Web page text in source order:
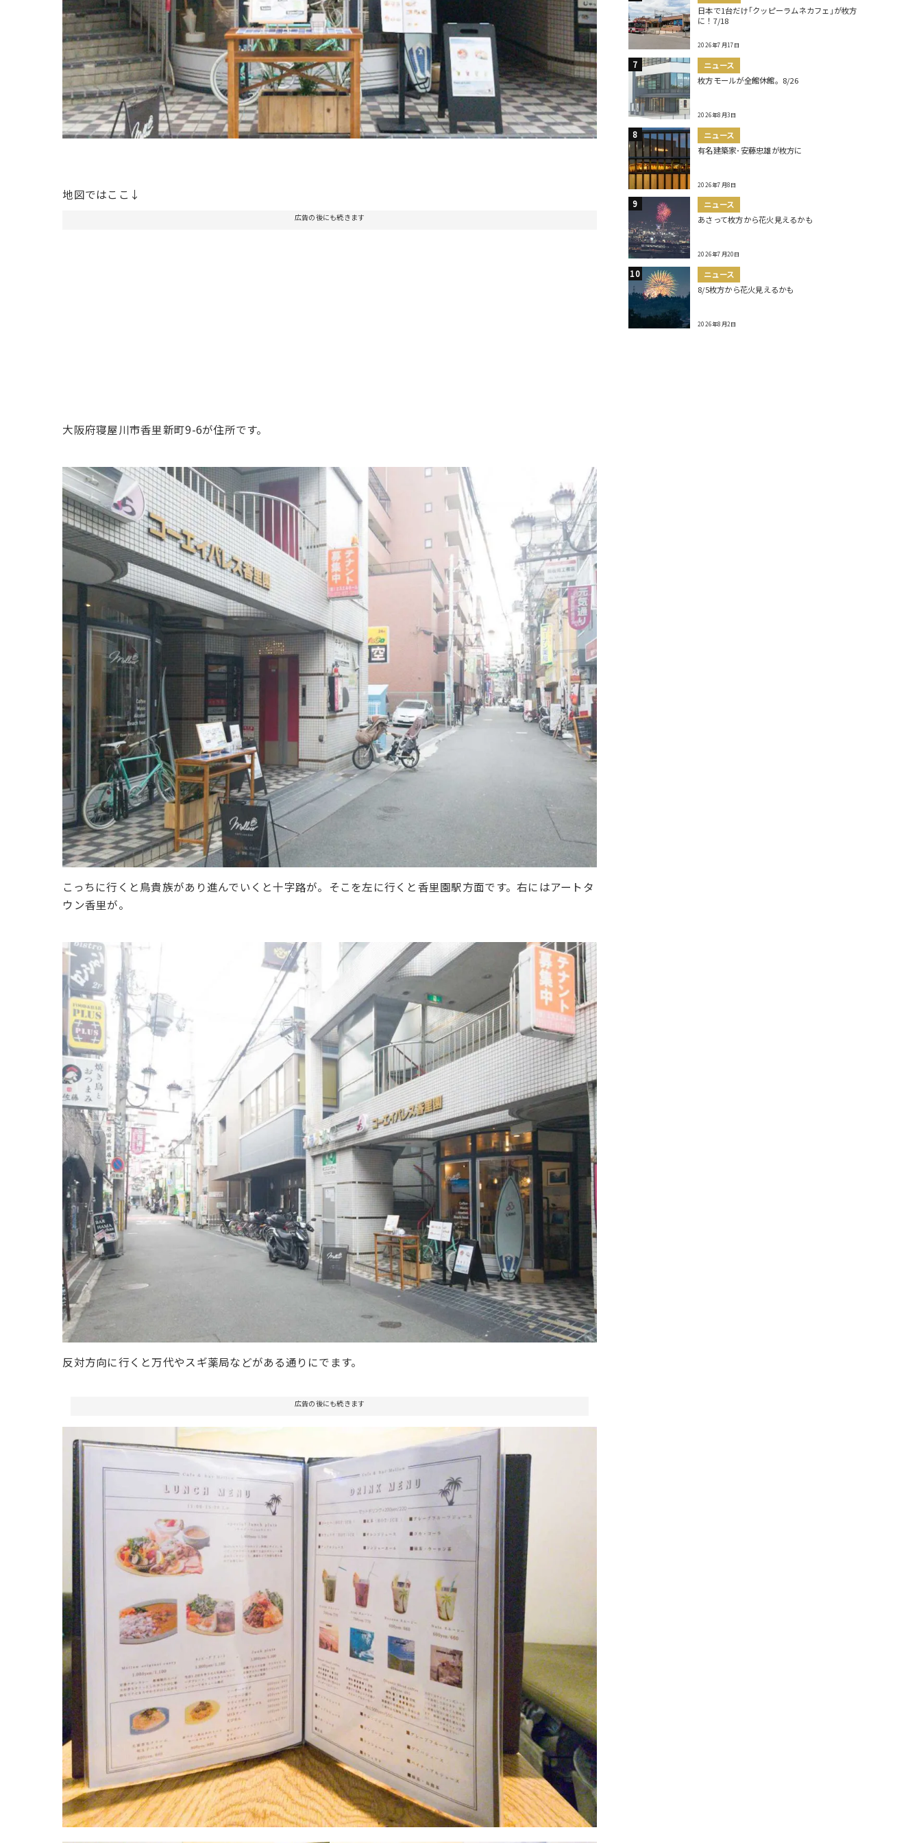
地図ではここ↓
広告の後にも続きます
大阪府寝屋川市香里新町9-6が住所です。
こっちに行くと鳥貴族があり進んでいくと十字路が。そこを左に行くと香里園駅方面です。右にはアートタ
ウン香里が。
反対方向に行くと万代やスギ薬局などがある通りにでます。
広告の後にも続きます
日本で1台だけ｢クッピーラムネカフェ｣が枚方
に！7/18
2026年7月17日
ニュース
枚方モールが全館休館。8/26
2026年8月3日
ニュース
有名建築家･安藤忠雄が枚方に
2026年7月8日
ニュース
あさって枚方から花火見えるかも
2026年7月20日
ニュース
8/5枚方から花火見えるかも
2026年8月2日